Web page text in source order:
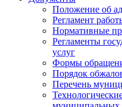
Положение об
Регламент
Нормативные
Регламенты
услуг
Формы
Порядок
Перечень